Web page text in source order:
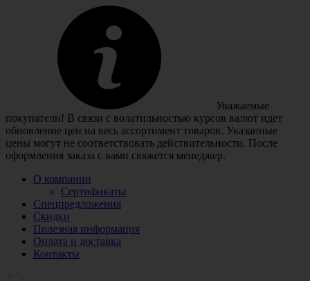
Уважаемые
покупатели! В связи с волатильностью курсов валют идет
обновление цен на весь ассортимент товаров. Указанные
цены могут не соответствовать действительности. После
оформления заказа с вами свяжется менеджер.
О компании
Сертификаты
Спецпредложения
Скидки
Полезная информация
Оплата и доставка
Контакты